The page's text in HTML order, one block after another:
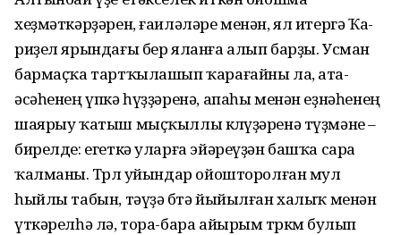
хеҙмәткәрҙәрен, ғаи­лә­ләре менән, ял итергә Ҡа­
риҙел ярындағы бер яланға алып барҙы. Усман
бармаҫҡа тартҡылашып ҡарағайны ла, ата-
әсәһенең үпкә һүҙҙәренә, апаһы менән еҙнәһенең
шая­рыу ҡатыш мыҫҡыллы көлөү­ҙәренә түҙмәне –
бирелде: егеткә уларға эйәреүҙән башҡа сара
ҡалманы. Төрлө уйындар ойошторолған мул
һыйлы та­бын, тәүҙә бөтә йыйылған ха­лыҡ менән
үткәрелһә лә, тора-бара айы­рым төркөм булып